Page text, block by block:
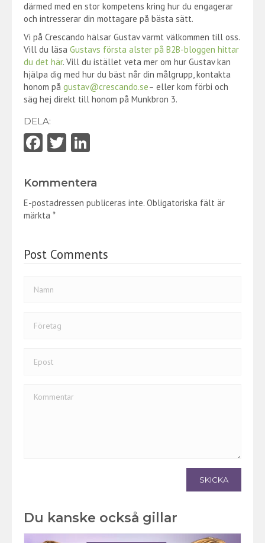
därmed med en stor kompetens kring hur du engagerar
och intresserar din mottagare på bästa sätt.
Vi på Crescando hälsar Gustav varmt välkommen till oss.
Vill du läsa Gustavs första alster på B2B-bloggen hittar
du det här. Vill du istället veta mer om hur Gustav kan
hjälpa dig med hur du bäst når din målgrupp, kontakta
honom på gustav@crescando.se– eller kom förbi och
säg hej direkt till honom på Munkbron 3.
DELA:
Fa
b
o
o
T
itt
er
e
dI
Kommentera
E-postadressen publiceras inte. Obligatoriska fält är
märkta *
Post Comments
SKICKA
Du kanske också gillar